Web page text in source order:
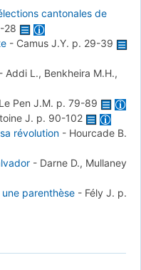
cantonales de
28
- Camus J.Y. p. 29-39
- Addi L., Benkheira M.H.,
Le Pen J.M. p. 79-89
J. p. 90-102
révolution - Hourcade B.
- Darne D., Mullaney
parenthèse - Fély J. p.